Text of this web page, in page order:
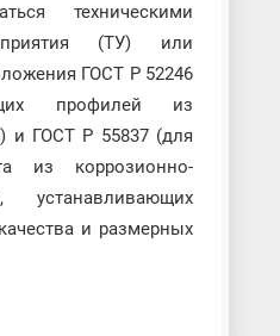
техническими
(ТУ) или
ГОСТ Р 52246
профилей из
и ГОСТ Р 55837 (для
из коррозионно-
устанавливающих
и размерных